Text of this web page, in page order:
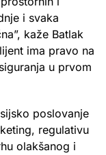
i svaka
kaže Batlak
ima pravo na
u prvom
poslovanje
regulativu
olakšanog i